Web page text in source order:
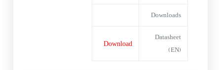
Downloads
Datasheet
(EN)
Download